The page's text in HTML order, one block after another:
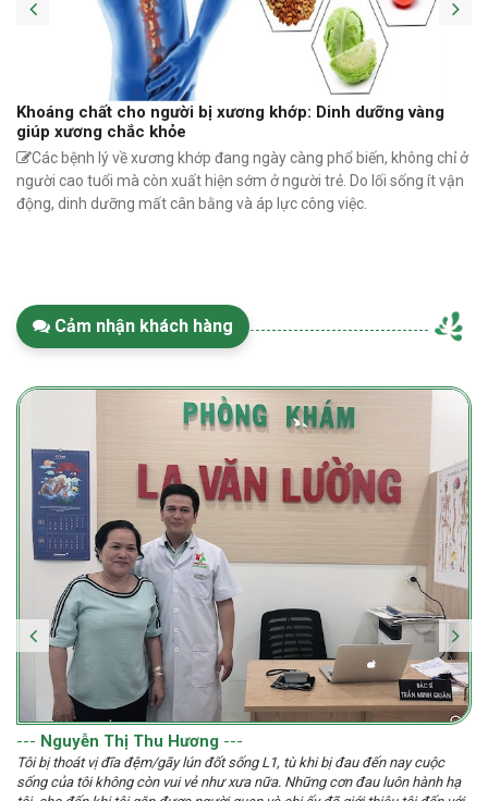
Khoáng chất cho người bị xương khớp: Dinh dưỡng vàng
giúp xương chắc khỏe
Các bệnh lý về xương khớp đang ngày càng phổ biến, không chỉ ở
người cao tuổi mà còn xuất hiện sớm ở người trẻ. Do lối sống ít vận
động, dinh dưỡng mất cân bằng và áp lực công việc.
Cảm nhận khách hàng
--- Nguyễn Thị Thu Hương ---
Tôi bị thoát vị đĩa đệm/gãy lún đốt sống L1, tù khi bị đau đến nay cuộc
sống của tôi không còn vui vẻ như xưa nữa. Những cơn đau luôn hành hạ